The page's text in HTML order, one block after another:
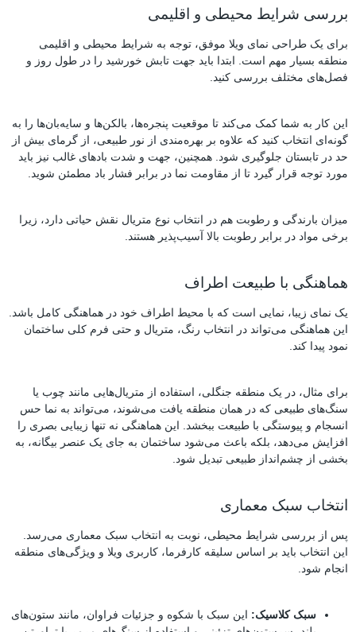
بررسی شرایط محیطی و اقلیمی
برای یک طراحی نمای ویلا موفق، توجه به شرایط محیطی و اقلیمی
منطقه بسیار مهم است. ابتدا باید جهت تابش خورشید را در طول روز و
فصل‌های مختلف بررسی کنید.
این کار به شما کمک می‌کند تا موقعیت پنجره‌ها، بالکن‌ها و سایه‌بان‌ها را به
گونه‌ای انتخاب کنید که علاوه بر بهره‌مندی از نور طبیعی، از گرمای بیش از
حد در تابستان جلوگیری شود. همچنین، جهت و شدت بادهای غالب نیز باید
مورد توجه قرار گیرد تا از مقاومت نما در برابر فشار باد مطمئن شوید.
میزان بارندگی و رطوبت هم در انتخاب نوع متریال نقش حیاتی دارد، زیرا
برخی مواد در برابر رطوبت بالا آسیب‌پذیر هستند.
هماهنگی با طبیعت اطراف
یک نمای زیبا، نمایی است که با محیط اطراف خود در هماهنگی کامل باشد.
این هماهنگی می‌تواند در انتخاب رنگ، متریال و حتی فرم کلی ساختمان
نمود پیدا کند.
برای مثال، در یک منطقه جنگلی، استفاده از متریال‌هایی مانند چوب یا
سنگ‌های طبیعی که در همان منطقه یافت می‌شوند، می‌تواند به نما حس
انسجام و پیوستگی با طبیعت ببخشد. این هماهنگی نه تنها زیبایی بصری را
افزایش می‌دهد، بلکه باعث می‌شود ساختمان به جای یک عنصر بیگانه، به
بخشی از چشم‌انداز طبیعی تبدیل شود.
انتخاب سبک معماری
پس از بررسی شرایط محیطی، نوبت به انتخاب سبک معماری می‌رسد.
این انتخاب باید بر اساس سلیقه کارفرما، کاربری ویلا و ویژگی‌های منطقه
انجام شود.
سبک کلاسیک:این سبک با شکوه و جزئیات فراوان، مانند ستون‌های